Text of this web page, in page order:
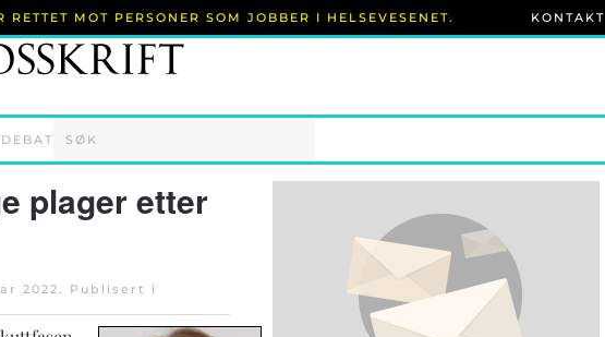
DEBAT
RETTET MOT PERSONER SOM JOBBER I HELSEVESENET. KONTAKT
plager etter
2022. Publisert i